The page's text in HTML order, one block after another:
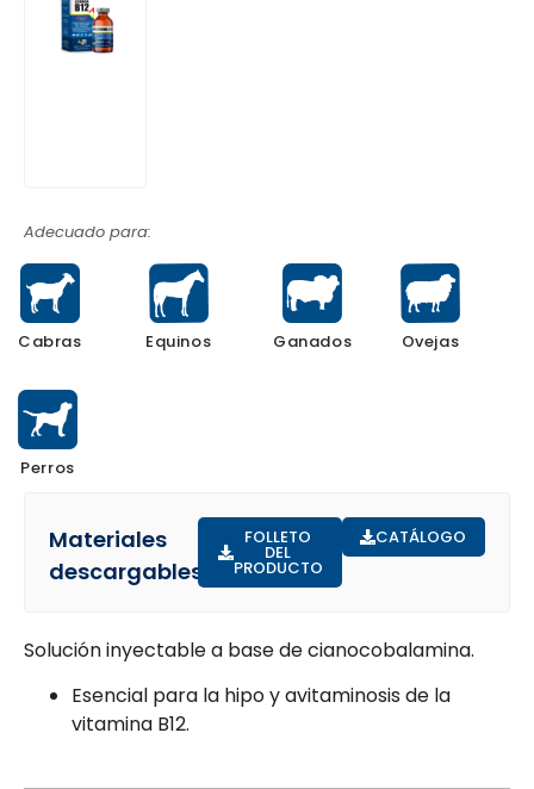
Adecuado para:
Cabras Equinos Ganados Ovejas
Perros
Materiales
descargables:
FOLLETO
DEL
PRODUCTO
CATÁLOGO
Solución inyectable a base de cianocobalamina.
Esencial para la hipo y avitaminosis de la
vitamina B12.